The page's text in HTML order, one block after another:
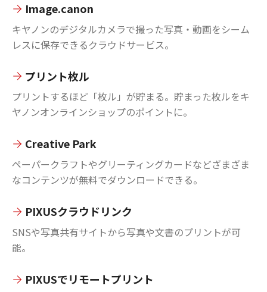
Image.canon
キヤノンのデジタルカメラで撮った写真・動画をシーム
レスに保存できるクラウドサービス。
プリント枚ル
プリントするほど「枚ル」が貯まる。貯まった枚ルをキ
ヤノンオンラインショップのポイントに。
Creative Park
ペーパークラフトやグリーティングカードなどざまざま
なコンテンツが無料でダウンロードできる。
PIXUSクラウドリンク
SNSや写真共有サイトから写真や文書のプリントが可
能。
PIXUSでリモートプリント